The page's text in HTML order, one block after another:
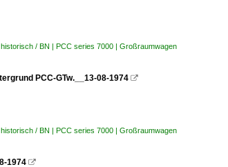
/ BN | PCC series 7000 | Großraumwagen
PCC-GTw.__13-08-1974 
/ BN | PCC series 7000 | Großraumwagen
1974 